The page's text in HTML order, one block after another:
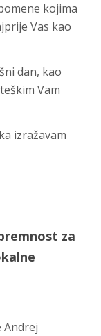
kojima
Vas kao
dan, kao
Vam
izražavam
za
Andrej